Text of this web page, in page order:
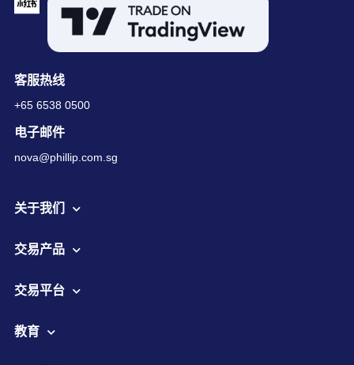
客服热线
+65 6538 0500
电子邮件
nova@phillip.com.sg
关于我们
交易产品
交易平台
教育